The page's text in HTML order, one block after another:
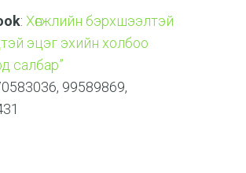
: Хөгжлийн бэрхшээлтэй
эцэг эхийн холбоо
салбар”
99589869,